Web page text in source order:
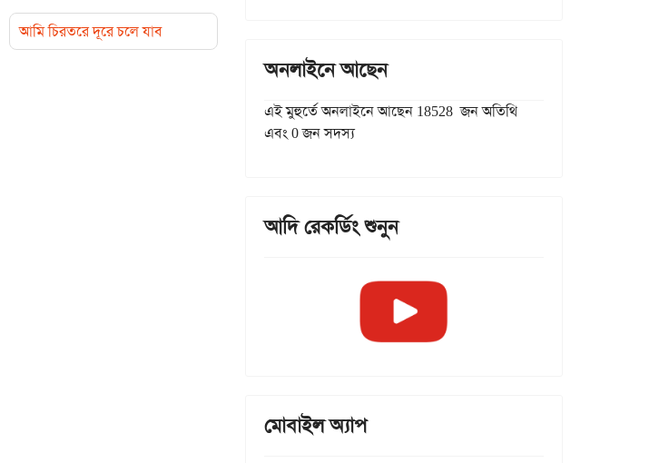
আমি চিরতরে দূরে চলে যাব
অনলাইনে আছেন
এই মুহুর্তে অনলাইনে আছেন 18528 জন অতিথি
এবং 0 জন সদস্য
আদি রেকর্ডিং শুনুন
মোবাইল অ্যাপ